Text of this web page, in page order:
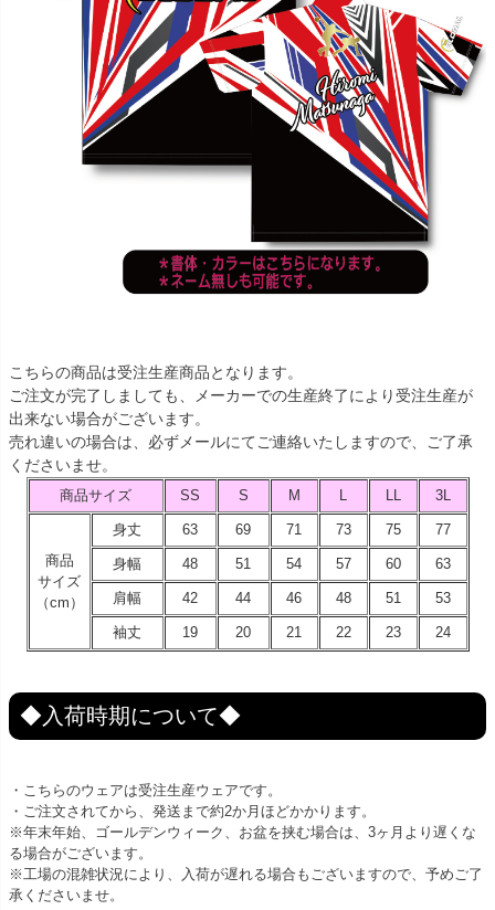
こちらの商品は受注生産商品となります。
ご注文が完了しましても、メーカーでの生産終了により受注生産が
出来ない場合がございます。
売れ違いの場合は、必ずメールにてご連絡いたしますので、ご了承
くださいませ。
商品サイズ SS S M L LL 3L
商品
サイズ
（cm）
身丈 63 69 71 73 75 77
身幅 48 51 54 57 60 63
肩幅 42 44 46 48 51 53
袖丈 19 20 21 22 23 24
◆入荷時期について◆
・こちらのウェアは受注生産ウェアです。
・ご注文されてから、発送まで約2か月ほどかかります。
※年末年始、ゴールデンウィーク、お盆を挟む場合は、3ヶ月より遅くな
る場合がございます。
※工場の混雑状況により、入荷が遅れる場合もございますので、予めご了
承くださいませ。